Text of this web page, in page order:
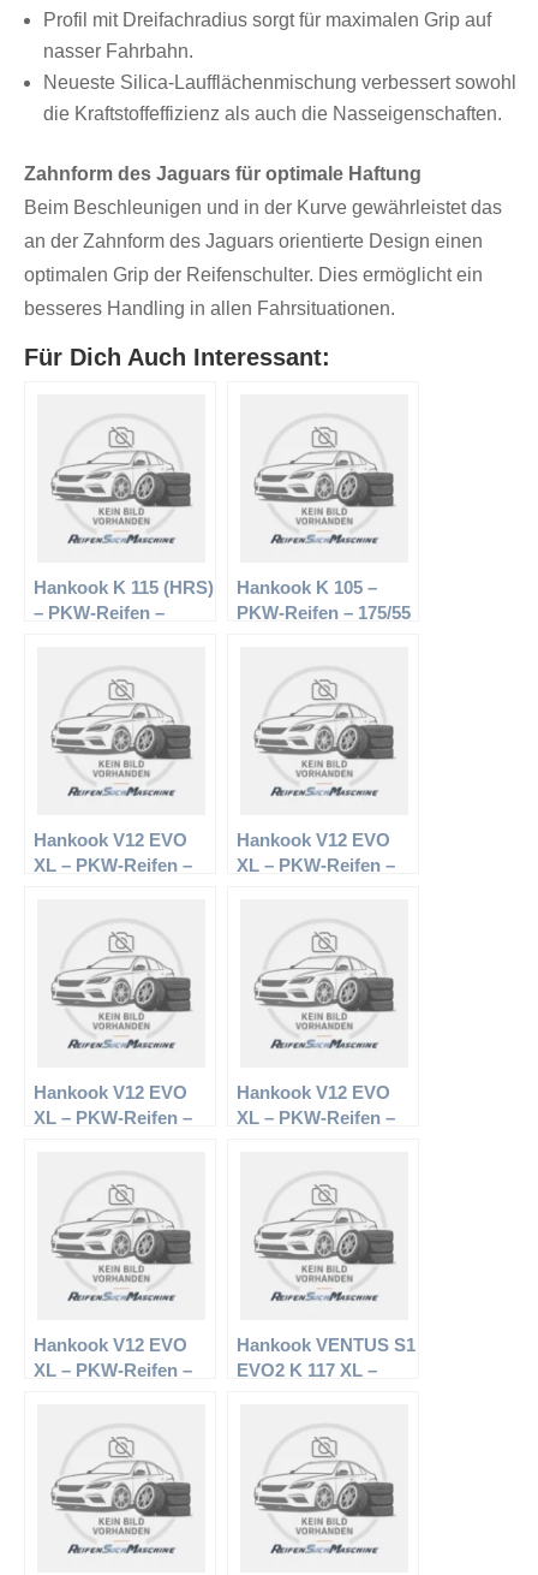
Profil mit Dreifachradius sorgt für maximalen Grip auf
nasser Fahrbahn.
Neueste Silica-Laufflächenmischung verbessert sowohl
die Kraftstoffeffizienz als auch die Nasseigenschaften.
Zahnform des Jaguars für optimale Haftung
Beim Beschleunigen und in der Kurve gewährleistet das
an der Zahnform des Jaguars orientierte Design einen
optimalen Grip der Reifenschulter. Dies ermöglicht ein
besseres Handling in allen Fahrsituationen.
Für Dich Auch Interessant:
Hankook K 115 (HRS)
– PKW-Reifen –
Hankook K 105 –
PKW-Reifen – 175/55
Hankook V12 EVO
XL – PKW-Reifen –
Hankook V12 EVO
XL – PKW-Reifen –
Hankook V12 EVO
XL – PKW-Reifen –
Hankook V12 EVO
XL – PKW-Reifen –
Hankook V12 EVO
XL – PKW-Reifen –
Hankook VENTUS S1
EVO2 K 117 XL –
Sommerreifen